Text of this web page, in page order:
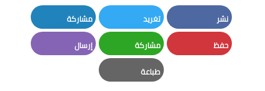
نشر
Facebook
تغريد
Twitter
مشاركة
LinkedIn
حفظ مشاركة
Whatsapp
إرسال
طباعة